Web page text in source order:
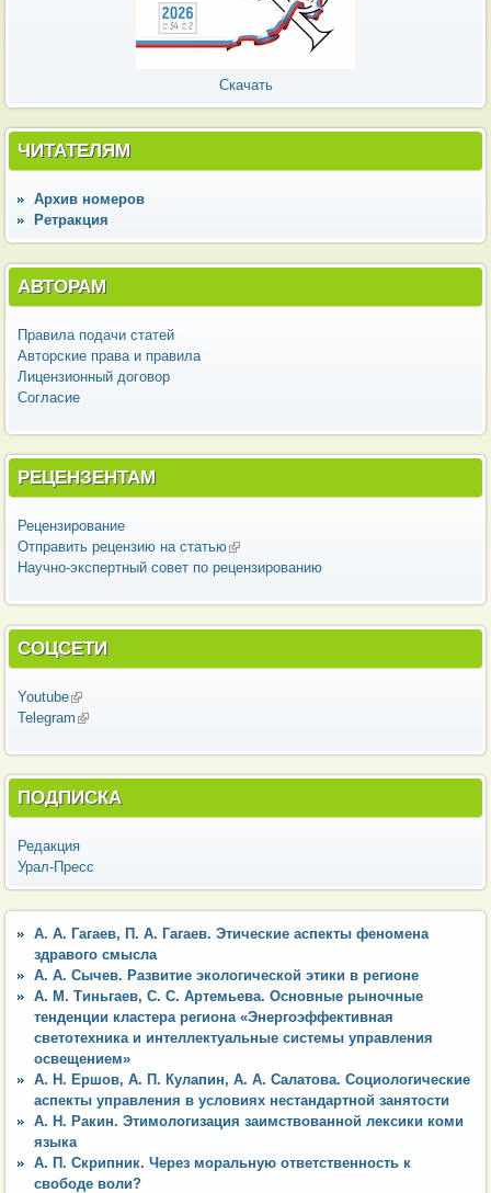
Скачать
ЧИТАТЕЛЯМ
Архив номеров
Ретракция
АВТОРАМ
Правила подачи статей
Авторские права и правила
Лицензионный договор
Согласие
РЕЦЕНЗЕНТАМ
Рецензирование
Отправить рецензию на статью(внешняя ссылка)
Научно-экспертный совет по рецензированию
СОЦСЕТИ
Youtube(внешняя ссылка)
Telegram (внешняя ссылка)
ПОДПИСКА
Редакция
Урал-Пресс
А. А. Гагаев, П. А. Гагаев. Этические аспекты феномена
здравого смысла
А. А. Сычев. Развитие экологической этики в регионе
А. М. Тиньгаев, С. С. Артемьева. Основные рыночные
тенденции кластера региона «Энергоэффективная
светотехника и интеллектуальные системы управления
освещением»
А. Н. Ершов, А. П. Кулапин, А. А. Салатова. Социологические
аспекты управления в условиях нестандартной занятости
А. Н. Ракин. Этимологизация заимствованной лексики коми
языка
А. П. Скрипник. Через моральную ответственность к
свободе воли?